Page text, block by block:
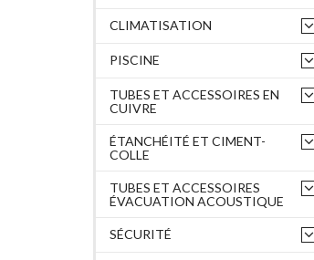
CLIMATISATION
PISCINE
TUBES ET ACCESSOIRES EN
CUIVRE
ÉTANCHÉITÉ ET CIMENT-
COLLE
TUBES ET ACCESSOIRES
ÉVACUATION ACOUSTIQUE
SÉCURITÉ